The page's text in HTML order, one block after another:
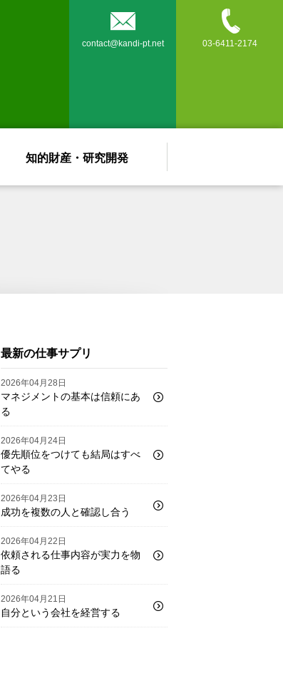

contact@kandi-pt.net

03-6411-2174
知的財産・研究開発
最新の仕事サプリ
2026年04月28日
マネジメントの基本は信頼にあ
る
2026年04月24日
優先順位をつけても結局はすべ
てやる
2026年04月23日
成功を複数の人と確認し合う
2026年04月22日
依頼される仕事内容が実力を物
語る
2026年04月21日
自分という会社を経営する